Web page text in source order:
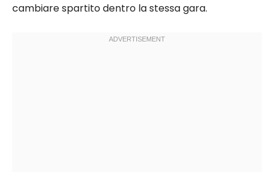
cambiare spartito dentro la stessa gara.